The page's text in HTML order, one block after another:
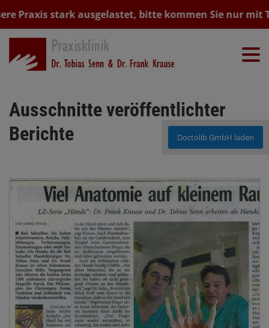
stark ausgelastet, bitte kommen Sie nur mit
Ausschnitte veröffentlichter
Berichte
Doctolib GmbH laden